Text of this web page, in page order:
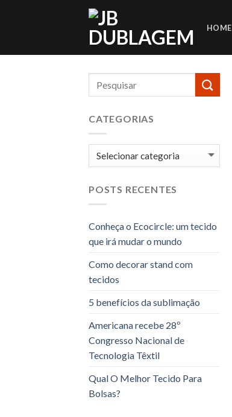
HOME
CATEGORIAS
Categorias
POSTS RECENTES
Conheça o Ecocircle: um tecido
que irá mudar o mundo
Como decorar stand com
tecidos
5 benefícios da sublimação
Americana recebe 28º
Congresso Nacional de
Tecnologia Têxtil
Qual O Melhor Tecido Para
Bolsas?